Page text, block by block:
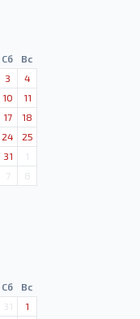
Сб
Вс
3
4
10
11
17
18
24
25
31
1
7 8
Сб
Вс
31
1